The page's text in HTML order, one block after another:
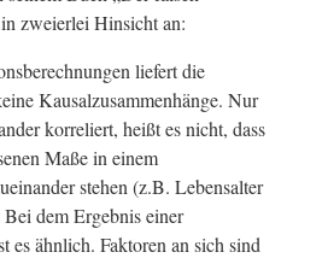
zweierlei Hinsicht an:
liefert die
Kausalzusammenhänge. Nur
korreliert, heißt es nicht, dass
Maße in einem
stehen (z.B. Lebensalter
dem Ergebnis einer
es ähnlich. Faktoren an sich sind